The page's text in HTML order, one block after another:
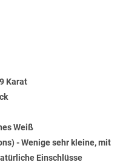
Karat
Weiß
- Wenige sehr kleine, mit
Einschlüsse